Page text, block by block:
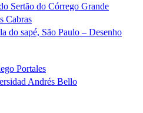
Sertão do Córrego Grande
Cabras
do sapé, São Paulo – Desenho
Portales
Andrés Bello